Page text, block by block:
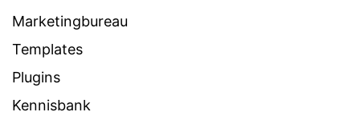
Marketingbureau
Templates
Plugins
Kennisbank